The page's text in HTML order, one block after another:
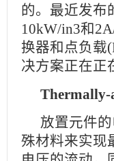
的。最近发布
10kW/in3和
换器和点负载
决方案正在正
放置元件
殊材料来实现